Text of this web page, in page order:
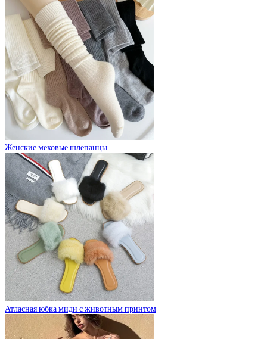
Женские меховые шлепанцы
Атласная юбка миди с животным принтом